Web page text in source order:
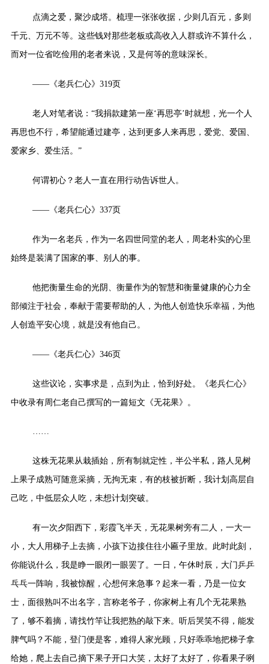
点滴之爱，聚沙成塔。梳理一张张收据，少则几百元，多则
千元、万元不等。这些钱对那些老板或高收入人群或许不算什么，
而对一位省吃俭用的老者来说，又是何等的意味深长。
——《老兵仁心》319页
老人对笔者说：“我捐款建第一座‘再思亭’时就想，光一个人
再思也不行，希望能通过建亭，达到更多人来再思，爱党、爱国、
爱家乡、爱生活。”
何谓初心？老人一直在用行动告诉世人。
——《老兵仁心》337页
作为一名老兵，作为一名四世同堂的老人，周老朴实的心里
始终是装满了国家的事、别人的事。
他把衡量生命的光阴、衡量作为的智慧和衡量健康的心力全
部倾注于社会，奉献于需要帮助的人，为他人创造快乐幸福，为他
人创造平安心境，就是没有他自己。
——《老兵仁心》346页
这些议论，实事求是，点到为止，恰到好处。《老兵仁心》
中收录有周仁老自己撰写的一篇短文《无花果》。
……
这株无花果从栽插始，所有制就定性，半公半私，路人见树
上果子成熟可随意采摘，无拘无束，有的枝被折断，我计划高层自
己吃，中低层众人吃，未想计划突破。
有一次夕阳西下，彩霞飞半天，无花果树旁有二人，一大一
小，大人用梯子上去摘，小孩下边接住往小匾子里放。此时此刻，
你能说什么，我是睁一眼闭一眼罢了。一日，午休时辰，大门乒乒
乓乓一阵响，我被惊醒，心想何来急事？起来一看，乃是一位女
士，面很熟叫不出名字，言称老爷子，你家树上有几个无花果熟
了，够不着摘，请找竹竿让我把熟的敲下来。听后哭笑不得，能发
脾气吗？不能，登门便是客，难得人家光顾，只好乖乖地把梯子拿
给她，爬上去自己摘下果子开口大笑，太好了太好了，你看果子咧